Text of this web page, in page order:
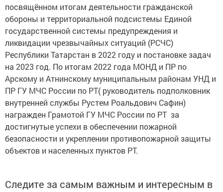
посвящённом итогам деятельности гражданской
обороны и территориальной подсистемы Единой
государственной системы предупреждения и
ликвидации чрезвычайных ситуаций (РСЧС)
Республики Татарстан в 2022 году и постановке задач
на 2023 год. По итогам 2022 года МОНД и ПР по
Арскому и Атнинскому муниципальным районам УНД и
ПР ГУ МЧС России по РТ( руководитель подполковник
внутренней службы Рустем Роальдович Сафин)
награжден Грамотой ГУ МЧС России по РТ за
достигнутые успехи в обеспечении пожарной
безопасности и укреплении противопожарной защиты
объектов и населенных пунктов РТ.
Следите за самым важным и интересным в